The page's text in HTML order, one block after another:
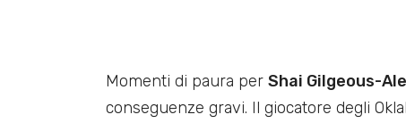
Momenti di paura per Shai Gilgeous-
conseguenze gravi. Il giocatore degli